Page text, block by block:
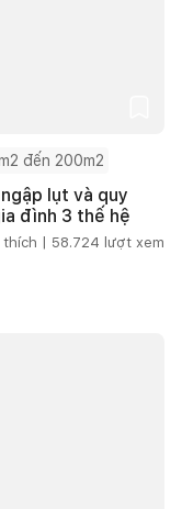
đến 200m2
lụt và quy
đình 3 thế hệ
| 58.724 lượt xem